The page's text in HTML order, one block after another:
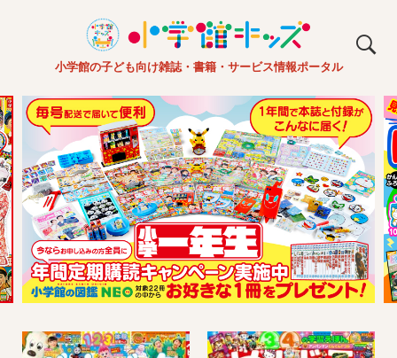
小学館の子ども向け雑誌・書籍・サービス情報ポータル